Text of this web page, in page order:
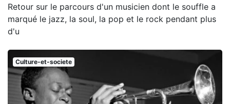
Retour sur le parcours d'un musicien dont le souffle a
marqué le jazz, la soul, la pop et le rock pendant plus
d'u
Culture-et-societe